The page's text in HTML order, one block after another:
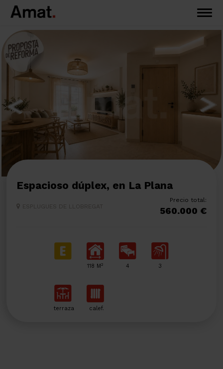
Espacioso dúplex, en La Plana
ESPLUGUES DE LLOBREGAT
Precio total:
560.000 €
118 M 2 4 3
terraza calef.